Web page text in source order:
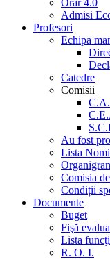
Orar 4.0
Admisi
Profesori
Echipa
Catedre
Comisii
C.A.
Au fost
Lista
Comisia
Condiții
Documente
Buget
Fişă
Lista
R. O. I.